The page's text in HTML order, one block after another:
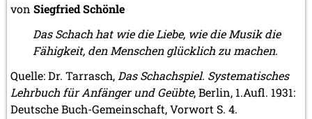
Dezember 2021 (1 Eintrag)
November 2021 (1 Eintrag)
Oktober 2021 (1 Eintrag)
August 2021 (1 Eintrag)
2019
Oktober 2019 (1 Eintrag)
Mai 2019 (1 Eintrag)
von Siegfried Schönle
Das Schach hat wie die Liebe, wie die Musik die
Fähigkeit, den Menschen glücklich zu machen.
Quelle: Dr. Tarrasch, Das Schachspiel. Systematisches
Lehrbuch für Anfänger und Geübte, Berlin, 1.Aufl. 1931:
Deutsche Buch-Gemeinschaft, Vorwort S. 4.